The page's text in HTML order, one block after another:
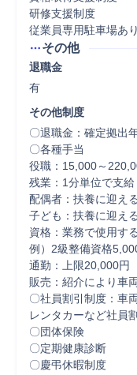
研修支援制度
従業員専用駐車場あり
その他
退職金
有
その他制度
〇退職金：確定拠出
〇各種手当
役職：15,000～
残業：1分単位で支給
配偶者：扶養に迎え
子ども：扶養に迎え
資格：業務で使用す
例）2級整備資格
通勤：上限20,000円
販売：紹介により車
〇社員割引制度：車
レンタカーなど社員
〇団体保険
〇定期健康診断
〇慶弔休暇制度